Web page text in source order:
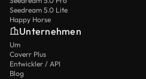
Seedream 5.0 Lite
Happy Horse
Unternehmen
Um
Coverr Plus
Entwickler / API
Blog